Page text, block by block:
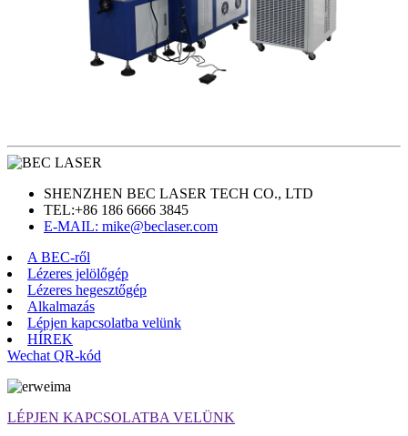
SHENZHEN BEC LASER TECH CO., LTD
TEL:+86 186 6666 3845
E-MAIL: mike@beclaser.com
A BEC-ről
Lézeres jelölőgép
Lézeres hegesztőgép
Alkalmazás
Lépjen kapcsolatba velünk
HÍREK
Wechat QR-kód
LÉPJEN KAPCSOLATBA VELÜNK